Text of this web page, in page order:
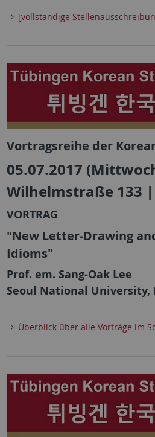
[vollständige
Vortragsreihe der
05.07.2017
Wilhelmstraße 133
VORTRAG
"New Letter-Drawing
Idioms"
Prof. em. Sang-Oak Lee
Seoul National University,
Überblick über alle Vorträge im